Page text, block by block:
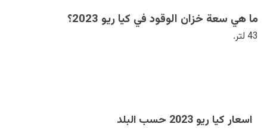
ما هي سعة خزان الوقود في كيا ريو 2023؟
43 لتر.
اسعار كيا ريو 2023 حسب البلد